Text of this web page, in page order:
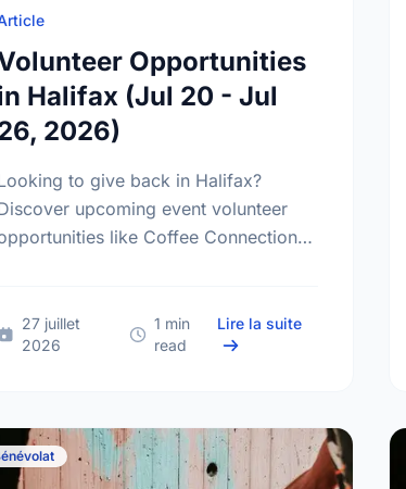
in Halifax (Jul 27 - Aug 02, 2026)
Opportunities
Halifax (Jul 20 - Jul
2026)
to give back in Halifax?
upcoming event volunteer
like Coffee Connections
27 juillet
2026
1 min
read
Lire la suitesur Volunteer